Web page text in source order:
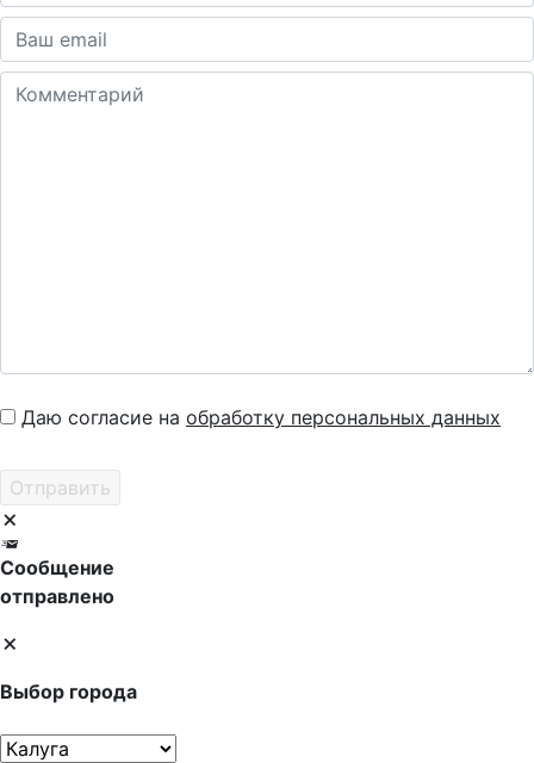
Даю согласие на обработку персональных данных
Сообщение
отправлено
Выбор города